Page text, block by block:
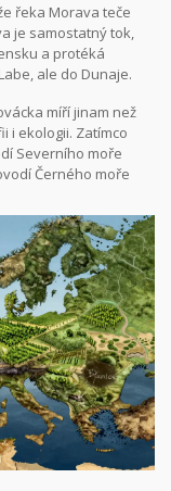
řeka Morava teče
je samostatný tok,
a protéká
ale do Dunaje.
míří jinam než
i ekologii. Zatímco
Severního moře
Černého moře